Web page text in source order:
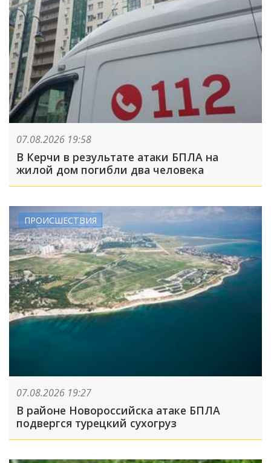
07.08.2026 19:58
В Керчи в результате атаки БПЛА на
жилой дом погибли два человека
ПРОИСШЕСТВИЯ
07.08.2026 19:27
В районе Новороссийска атаке БПЛА
подвергся турецкий сухогруз